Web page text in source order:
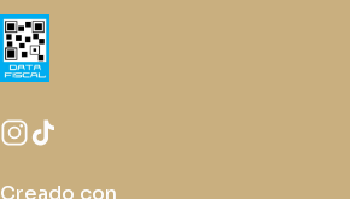
Creado con